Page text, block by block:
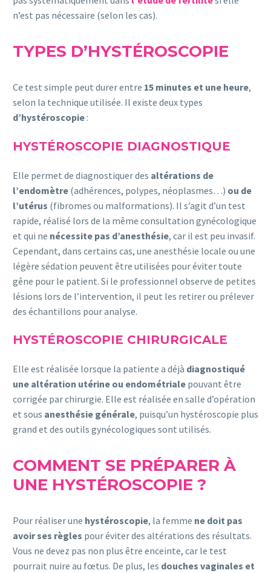
n’est pas nécessaire (selon les cas).
TYPES D’HYSTÉROSCOPIE
Ce test simple peut durer entre 15 minutes et une heure,
selon la technique utilisée. Il existe deux types
d’hystéroscopie :
HYSTÉROSCOPIE DIAGNOSTIQUE
Elle permet de diagnostiquer des altérations de
l’endomètre (adhérences, polypes, néoplasmes…) ou de
l’utérus (fibromes ou malformations). Il s’agit d’un test
rapide, réalisé lors de la même consultation gynécologique
et qui ne nécessite pas d’anesthésie, car il est peu invasif.
Cependant, dans certains cas, une anesthésie locale ou une
légère sédation peuvent être utilisées pour éviter toute
gêne pour le patient. Si le professionnel observe de petites
lésions lors de l’intervention, il peut les retirer ou prélever
des échantillons pour analyse.
HYSTÉROSCOPIE CHIRURGICALE
Elle est réalisée lorsque la patiente a déjà diagnostiqué
une altération utérine ou endométriale pouvant être
corrigée par chirurgie. Elle est réalisée en salle d’opération
et sous anesthésie générale, puisqu’un hystéroscopie plus
grand et des outils gynécologiques sont utilisés.
COMMENT SE PRÉPARER À
UNE HYSTÉROSCOPIE ?
Pour réaliser une hystéroscopie, la femme ne doit pas
avoir ses règles pour éviter des altérations des résultats.
Vous ne devez pas non plus être enceinte, car le test
pourrait nuire au fœtus. De plus, les douches vaginales et